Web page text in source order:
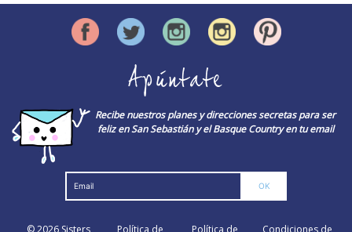
Apúntate
Recibe nuestros planes y direcciones secretas para ser
feliz en San Sebastián y el Basque Country en tu email
© 2026 Sisters Política de Política de Condiciones de